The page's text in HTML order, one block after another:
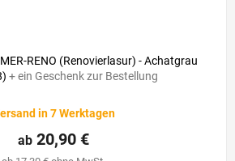
RENO (Renovierlasur) - Achatgrau
+ ein Geschenk zur Bestellung
in 7 Werktagen
ab 20,90 €